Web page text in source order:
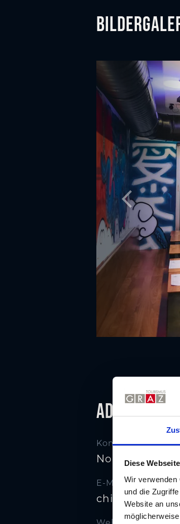
Diese
Wir verwenden
und die
Website an
Adresse
Kontakt
Noonbar
E-Mail